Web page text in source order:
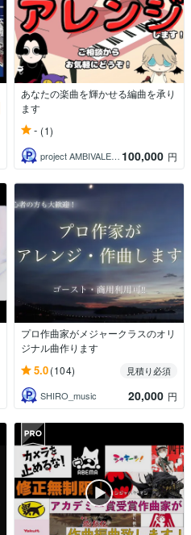
あなたの楽曲を輝かせる編曲を承り
ます
- (1)
project AMBIVALENCE 100,000 円
プロ作曲家がメジャークラスのオリ
ジナル曲作ります
5.0(104)
見積り必須
SHIRO_music
20,000 円